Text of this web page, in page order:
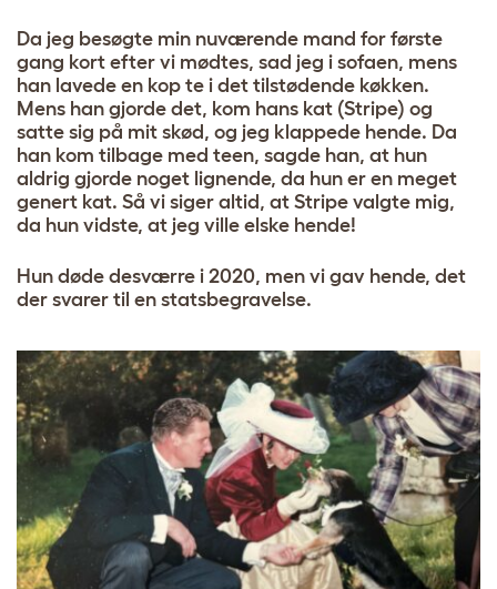
Da jeg besøgte min nuværende mand for første
gang kort efter vi mødtes, sad jeg i sofaen, mens
han lavede en kop te i det tilstødende køkken.
Mens han gjorde det, kom hans kat (Stripe) og
satte sig på mit skød, og jeg klappede hende. Da
han kom tilbage med teen, sagde han, at hun
aldrig gjorde noget lignende, da hun er en meget
genert kat. Så vi siger altid, at Stripe valgte mig,
da hun vidste, at jeg ville elske hende!
Hun døde desværre i 2020, men vi gav hende, det
der svarer til en statsbegravelse.